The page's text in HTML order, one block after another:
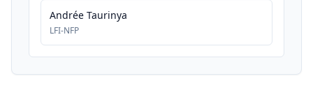
Andrée Taurinya
LFI-NFP